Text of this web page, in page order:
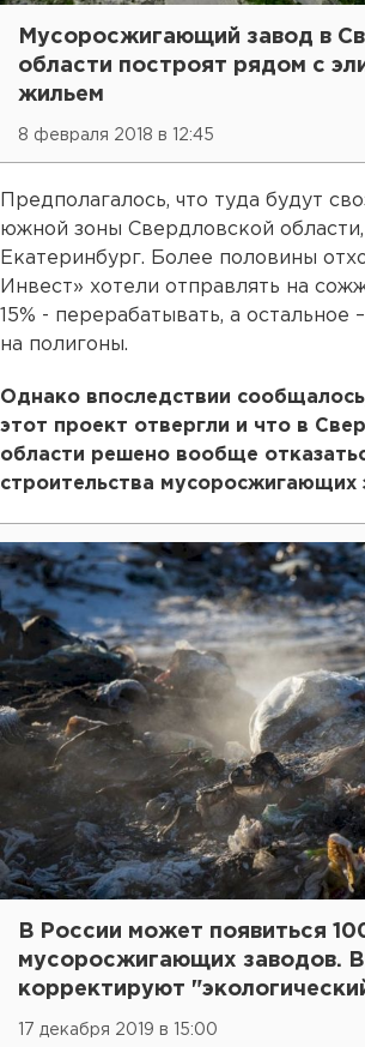
Мусоросжигающий завод в
области построят рядом с
жильем
8 февраля 2018 в 12:45
Предполагалось, что туда будут
южной зоны Свердловской
Екатеринбург. Более половины
Инвест» хотели отправлять на
15% - перерабатывать, а остальное
на полигоны.
Однако впоследствии
этот проект отвергли и что в
области решено вообще
строительства мусоросжигающих
В России может появиться
мусоросжигающих заводов.
корректируют
17 декабря 2019 в 15:00